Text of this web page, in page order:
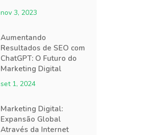
nov 3, 2023
Aumentando
Resultados de SEO com
ChatGPT: O Futuro do
Marketing Digital
set 1, 2024
Marketing Digital:
Expansão Global
Através da Internet